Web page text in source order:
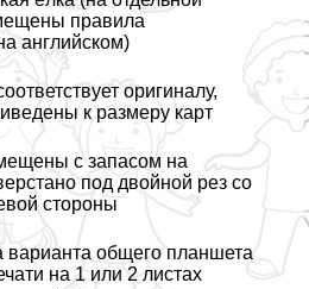
правила
английском)
оригиналу,
к размеру карт
с запасом на
под двойной рез со
стороны
варианта общего планшета
на 1 или 2 листах